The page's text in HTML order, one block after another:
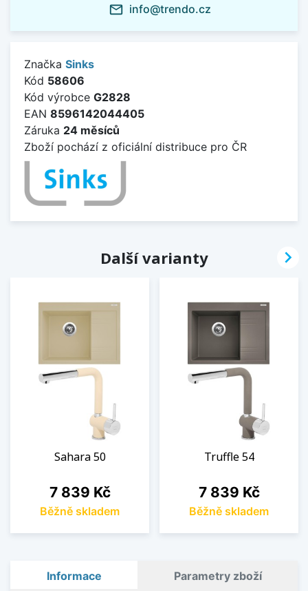
mail_outline info@trendo.cz
Značka Sinks
Kód 58606
Kód výrobce G2828
EAN 8596142044405
Záruka 24 měsíců
Zboží pochází z oficiální distribuce pro ČR
Další varianty
Sahara 50
Cena
7 839 Kč
Běžně skladem
Truffle 54
Cena
7 839 Kč
Běžně skladem

Informace Parametry zboží